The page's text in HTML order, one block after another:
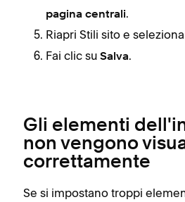
pagina centrali.
Riapri Stili sito e seleziona
Fai clic su Salva.
Gli elementi
non vengono
correttamente
Se si impostano troppi